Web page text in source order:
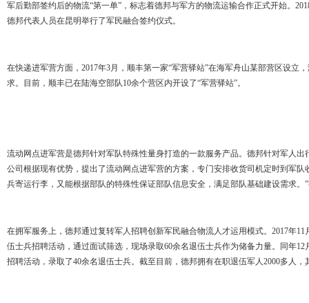
军后勤部签约后的物流“第一单”，标志着德邦与军方的物流运输合作正式开始。
德邦代表人员在昆明举行了军民融合签约仪式。
在快递进军营方面，2017年3月，顺丰第一家“军营驿站”在海军舟山某部营区设立
求。目前，顺丰已在陆海空部队10余个营区内开设了“军营驿站”。
流动网点进军营是德邦针对军队特殊性量身打造的一款服务产品。德邦针对军人
公司根据现有优势，提出了流动网点进军营的方案，专门安排收货司机定时到军队
兵寄运行李，又能根据部队的特殊性保证部队信息安全，满足部队基础建设需求。
在拥军服务上，德邦通过复转军人招聘创新军民融合物流人才运用模式。2017年
伍士兵招聘活动，通过面试筛选，现场录取60余名退伍士兵作为储备力量。同年
招聘活动，录取了40余名退伍士兵。截至目前，德邦拥有在职退伍军人2000多人，